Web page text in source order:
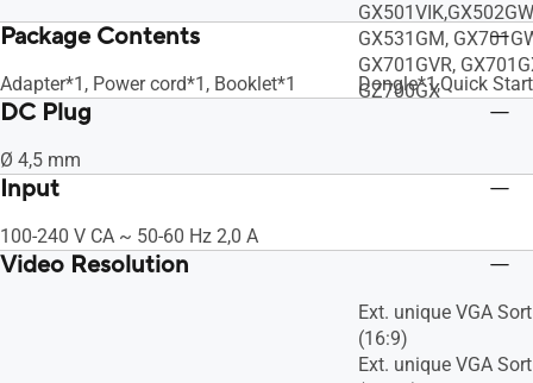
GX531GM,
GX701GVR,
GZ700GX
Package Contents
Adapter*1, Power cord*1, Booklet*1 Dongle*1,Quick
DC Plug
Ø 4,5 mm
Input
100-240 V CA ~ 50-60 Hz 2,0 A
Video Resolution
Ext. unique VGA
(16:9)
Ext. unique VGA